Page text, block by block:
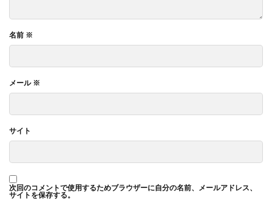
名前 ※
メール ※
サイト
次回のコメントで使用するためブラウザーに自分の名前、メールアドレス、
サイトを保存する。